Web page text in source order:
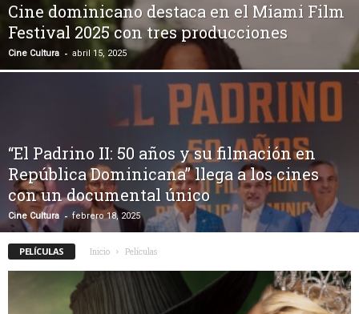
Cine dominicano destaca en el Miami Film
Festival 2025 con tres producciones
Cine Cultura - abril 15, 2025
“El Padrino II: 50 años y su filmación en
República Dominicana” llega a los cines
con un documental único
Cine Cultura - febrero 18, 2025
PELÍCULAS Inicio Películas